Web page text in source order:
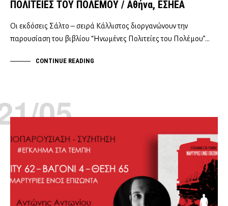
ΠΟΛΙΤΕΙΕΣ ΤΟΥ ΠΟΛΕΜΟΥ / Αθήνα, ΕΣΗΕΑ
Οι εκδόσεις Σάλτο – σειρά Κάλλιστος διοργανώνουν την
παρουσίαση του βιβλίου “Ηνωμένες Πολιτείες του Πολέμου”…
CONTINUE READING
05